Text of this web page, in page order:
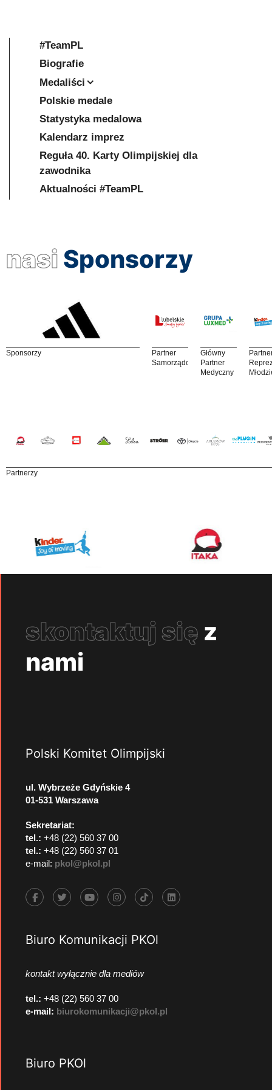
#TeamPL
Biografie
Medaliści
Polskie medale
Statystyka medalowa
Kalendarz imprez
Reguła 40. Karty Olimpijskiej dla
zawodnika
Aktualności #TeamPL
nasi Sponsorzy
Sponsorzy
Partner
Samorządowy
Główny
Partner
Medyczny
Partnerzy
skontaktuj się z
nami
Polski Komitet Olimpijski
ul. Wybrzeże Gdyńskie 4
01-531 Warszawa
Sekretariat:
tel.: +48 (22) 560 37 00
tel.: +48 (22) 560 37 01
e-mail: pkol@pkol.pl
Biuro Komunikacji PKOl
kontakt wyłącznie dla mediów
tel.: +48 (22) 560 37 00
e-mail: biurokomunikacji@pkol.pl
Biuro PKOl